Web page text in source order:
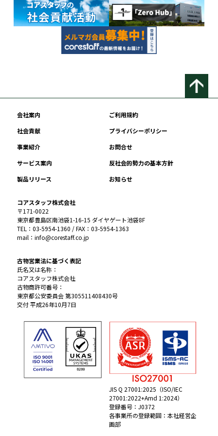
会社案内
ご利用規約
社会貢献
プライバシーポリシー
事業紹介
お問合せ
サービス案内
反社会的勢力の基本方針
製品リリース
お知らせ
コアスタッフ株式会社
〒171-0022
東京都豊島区南池袋1-16-15 ダイヤゲート池袋8F
TEL：03-5954-1360 / FAX：03-5954-1363
mail：info@corestaff.co.jp
古物営業法に基づく表記
氏名又は名称：
コアスタッフ株式会社
古物商許可番号：
東京都公安委員会 第305511408430号
交付 平成26年10月7日
JIS Q 27001:2025（ISO/IEC
27001:2022+Amd 1:2024）
登録番号：J0372
各事業所の登録範囲：本社経営企
画部